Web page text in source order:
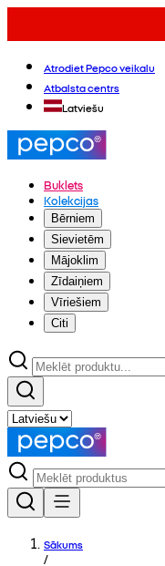
Atrodiet Pepco veikalu
Atbalsta centrs
Latviešu
Buklets
Kolekcijas
Bērniem
Sievietēm
Mājoklim
Zīdaiņiem
Vīriešiem
Citi
Sākums
/